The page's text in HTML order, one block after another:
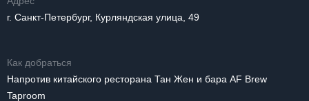
г. Санкт-Петербург, Курляндская улица, 49
Как добраться
Напротив китайского ресторана Тан Жен и бара AF Brew
Taproom